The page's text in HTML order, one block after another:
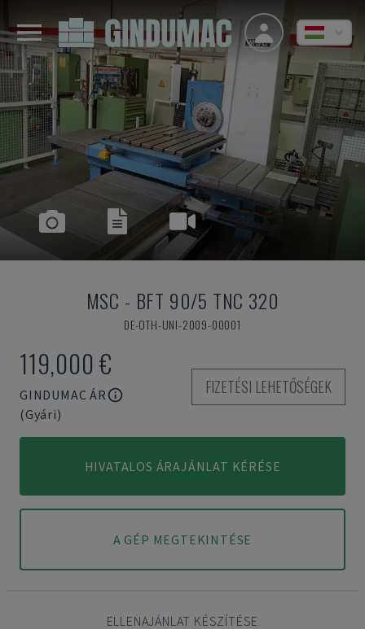
MSC - BFT 90/5 TNC 320
DE-OTH-UNI-2009-00001
119,000 €
GINDUMAC ÁR
(Gyári)
FIZETÉSI LEHETŐSÉGEK
HIVATALOS ÁRAJÁNLAT KÉRÉSE
A GÉP MEGTEKINTÉSE
ELLENAJÁNLAT KÉSZÍTÉSE